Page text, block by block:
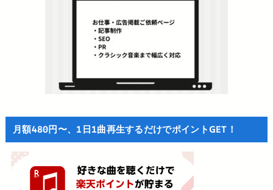
月額480円〜、1日1曲再生するだけでポイントGET！